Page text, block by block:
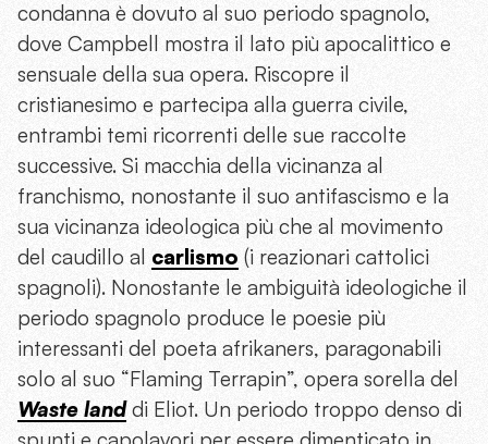
condanna è dovuto al suo periodo spagnolo,
dove Campbell mostra il lato più apocalittico e
sensuale della sua opera. Riscopre il
cristianesimo e partecipa alla guerra civile,
entrambi temi ricorrenti delle sue raccolte
successive. Si macchia della vicinanza al
franchismo, nonostante il suo antifascismo e la
sua vicinanza ideologica più che al movimento
del caudillo al carlismo (i reazionari cattolici
spagnoli). Nonostante le ambiguità ideologiche il
periodo spagnolo produce le poesie più
interessanti del poeta afrikaners, paragonabili
solo al suo “Flaming Terrapin”, opera sorella del
Waste landdi Eliot. Un periodo troppo denso di